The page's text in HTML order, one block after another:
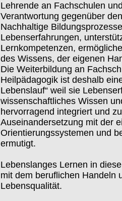
Lehrende an Fachschulen
Verantwortung gegenüber
Nachhaltige
Lebenserfahrungen,
Lernkompetenzen,
des Wissens, der eigenen
Die Weiterbildung an
Heilpädagogik ist deshalb
Lebenslauf“ weil sie
wissenschaftliches Wissen
hervorragend integriert und
Auseinandersetzung mit der
Orientierungssystemen und
ermutigt.
Lebenslanges Lernen in
mit dem beruflichen Handeln
Lebensqualität.